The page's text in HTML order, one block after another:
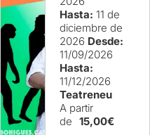
Hasta: 11 de
diciembre de
2026 Desde:
11/09/2026
Hasta:
11/12/2026
Teatreneu
A partir
de 15,00€